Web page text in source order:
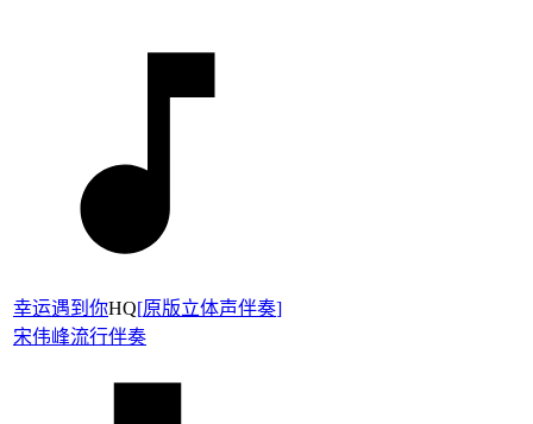
幸运遇到你HQ[原版立体声伴奏]
宋伟峰流行伴奏